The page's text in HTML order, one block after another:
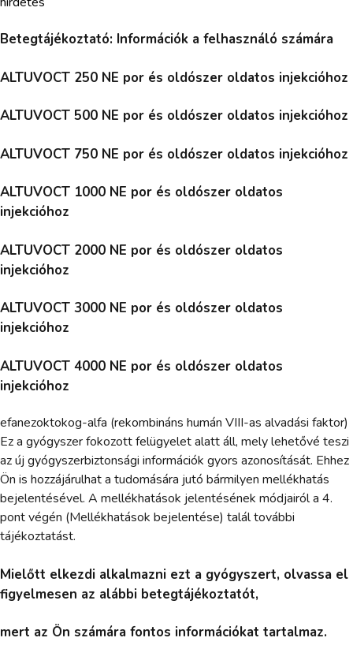
Betegtájékoztató: Információk a felhasználó számára
ALTUVOCT 250 NE por és oldószer oldatos injekcióhoz
ALTUVOCT 500 NE por és oldószer oldatos injekcióhoz
ALTUVOCT 750 NE por és oldószer oldatos injekcióhoz
ALTUVOCT 1000 NE por és oldószer oldatos
injekcióhoz
ALTUVOCT 2000 NE por és oldószer oldatos
injekcióhoz
ALTUVOCT 3000 NE por és oldószer oldatos
injekcióhoz
ALTUVOCT 4000 NE por és oldószer oldatos
injekcióhoz
efanezoktokog-alfa (rekombináns humán VIII-as alvadási faktor)
Ez a gyógyszer fokozott felügyelet alatt áll, mely lehetővé teszi
az új gyógyszerbiztonsági információk gyors azonosítását. Ehhez
Ön is hozzájárulhat a tudomására jutó bármilyen mellékhatás
bejelentésével. A mellékhatások jelentésének módjairól a 4.
pont végén (Mellékhatások bejelentése) talál további
tájékoztatást.
Mielőtt elkezdi alkalmazni ezt a gyógyszert, olvassa el
figyelmesen az alábbi betegtájékoztatót,
mert az Ön számára fontos információkat tartalmaz.